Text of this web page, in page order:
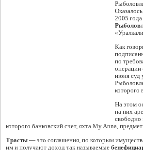
2005
Как
по
операции
июня суд
которого
На этом
на них
свободно
которого банковский счет, яхта My Anna,
Трасты — это соглашения, по которым
им и получают доход так называемые